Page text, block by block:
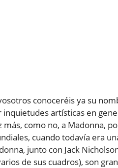
conoceréis ya su
artísticas en
como no, a Madonna,
cuando todavía era
junto con Jack
de sus cuadros), son